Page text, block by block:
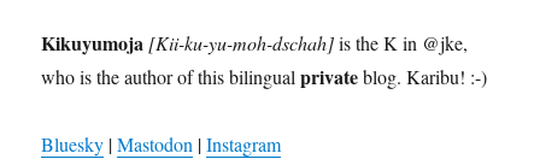
Kikuyumoja [Kii-ku-yu-moh-dschah]is the K in @jke,
who is the author of this bilingualprivateblog. Karibu! :-)
Bluesky |Mastodon |Instagram